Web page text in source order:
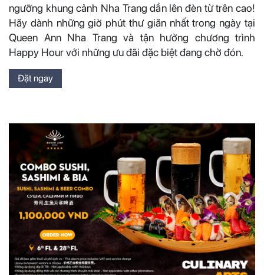
ngưỡng khung cảnh Nha Trang dần lên đèn từ trên cao!
Hãy dành những giờ phút thư giãn nhất trong ngày tại
Queen Ann Nha Trang và tận hưởng chương trình
Happy Hour với những ưu đãi đặc biệt đang chờ đón.
Đặt ngay